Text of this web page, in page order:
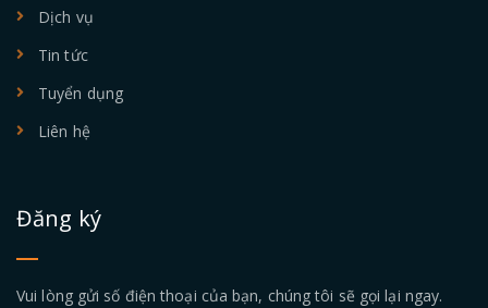
Dịch vụ
Tin tức
Tuyển dụng
Liên hệ
Đăng ký
Vui lòng gửi số điện thoại của bạn, chúng tôi sẽ gọi lại ngay.